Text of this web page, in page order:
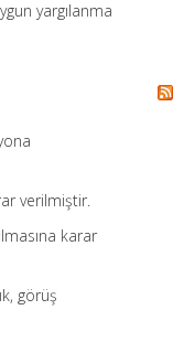
yargılanma
verilmiştir.
karar
görüş